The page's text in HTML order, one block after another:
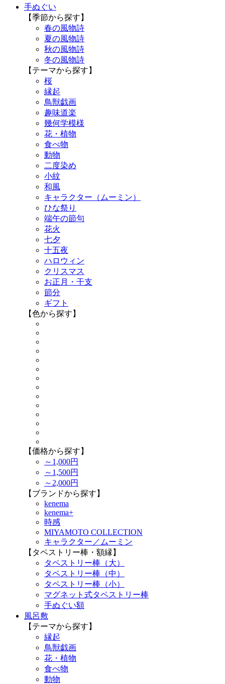
手ぬぐい
【季節から探す】
春の風物詩
夏の風物詩
秋の風物詩
冬の風物詩
【テーマから探す】
桜
縁起
鳥獣戯画
趣味道楽
幾何学模様
花・植物
食べ物
動物
二度染め
小紋
和風
キャラクター（ムーミン）
ひな祭り
端午の節句
花火
七夕
十五夜
ハロウィン
クリスマス
お正月・干支
節分
ギフト
【色から探す】
【価格から探す】
～1,000円
～1,500円
～2,000円
【ブランドから探す】
kenema
kenema+
時感
MIYAMOTO COLLECTION
キャラクター／ムーミン
【タペストリー棒・額縁】
タペストリー棒（大）
タペストリー棒（中）
タペストリー棒（小）
マグネット式タペストリー棒
手ぬぐい額
風呂敷
【テーマから探す】
縁起
鳥獣戯画
花・植物
食べ物
動物